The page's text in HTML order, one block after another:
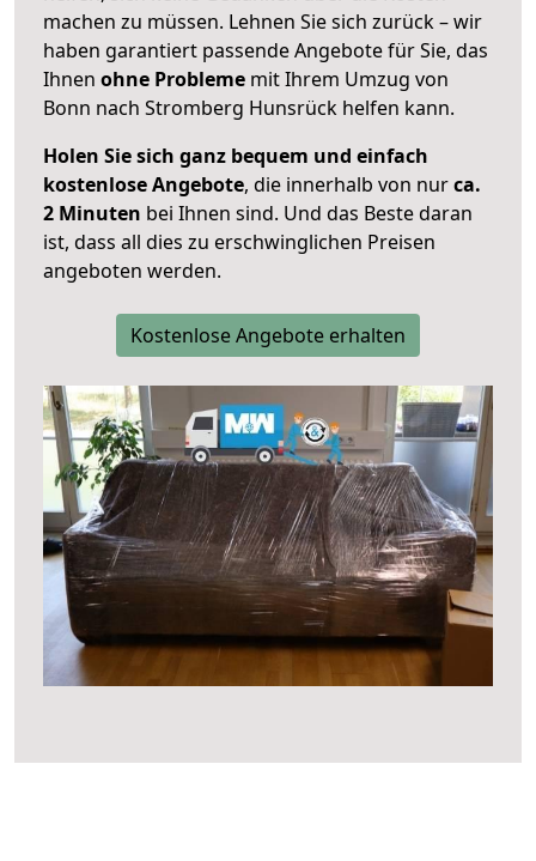
machen zu müssen. Lehnen Sie sich zurück – wir
haben garantiert passende Angebote für Sie, das
Ihnen ohne Probleme mit Ihrem Umzug von
Bonn nach Stromberg Hunsrück helfen kann.
Holen Sie sich ganz bequem und einfach
kostenlose Angebote, die innerhalb von nurca.
2 Minuten bei Ihnen sind. Und das Beste daran
ist, dass all dies zu erschwinglichen Preisen
angeboten werden.
Kostenlose Angebote erhalten